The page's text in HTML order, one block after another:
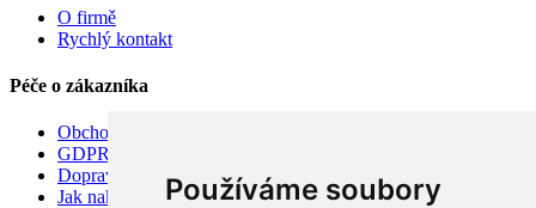
Používáme soubory
O firmě
Rychlý kontakt
Péče o zákazníka
Obchodní podmínky
GDPR
Doprava
Jak nakupovat